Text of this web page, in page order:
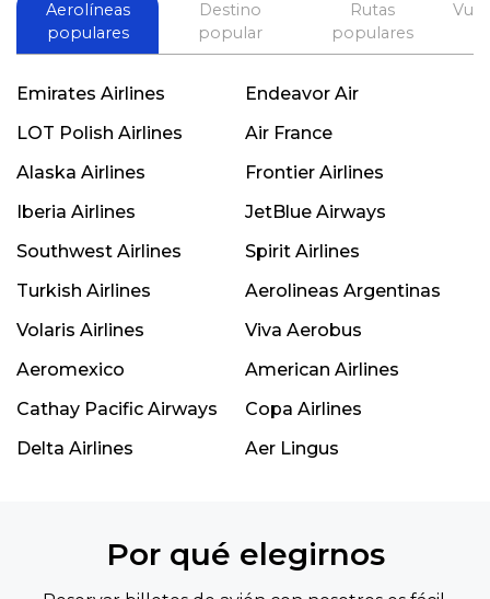
Aerolíneas
populares
Destino
popular
Rutas
populares
Emirates Airlines
Endeavor Air
LOT Polish Airlines
Air France
Alaska Airlines
Frontier Airlines
Iberia Airlines
JetBlue Airways
Southwest Airlines
Spirit Airlines
Turkish Airlines
Aerolineas Argentinas
Volaris Airlines
Viva Aerobus
Aeromexico
American Airlines
Cathay Pacific Airways
Copa Airlines
Delta Airlines
Aer Lingus
Por qué elegirnos